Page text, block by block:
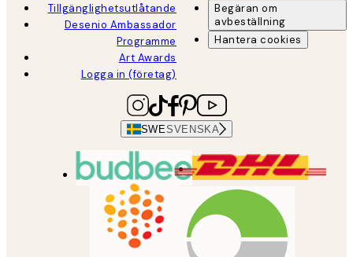
Tillgänglighetsutlåtande
Desenio Ambassador
Programme
Art Awards
Logga in (företag)
Begäran om
avbeställning
Hantera cookies
SWESVENSKA